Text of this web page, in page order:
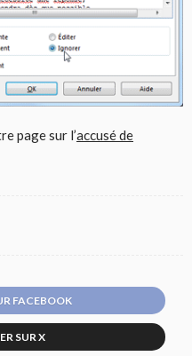
page sur l’accusé de
FACEBOOK
SUR X